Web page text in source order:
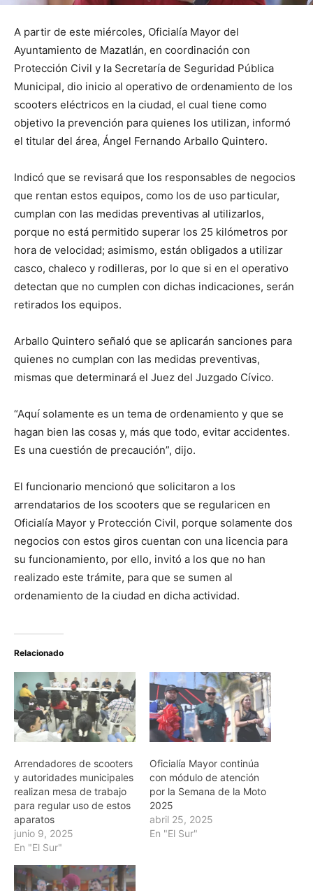
A partir de este miércoles, Oficialía Mayor del
Ayuntamiento de Mazatlán, en coordinación con
Protección Civil y la Secretaría de Seguridad Pública
Municipal, dio inicio al operativo de ordenamiento de los
scooters eléctricos en la ciudad, el cual tiene como
objetivo la prevención para quienes los utilizan, informó
el titular del área, Ángel Fernando Arballo Quintero.
Indicó que se revisará que los responsables de negocios
que rentan estos equipos, como los de uso particular,
cumplan con las medidas preventivas al utilizarlos,
porque no está permitido superar los 25 kilómetros por
hora de velocidad; asimismo, están obligados a utilizar
casco, chaleco y rodilleras, por lo que si en el operativo
detectan que no cumplen con dichas indicaciones, serán
retirados los equipos.
Arballo Quintero señaló que se aplicarán sanciones para
quienes no cumplan con las medidas preventivas,
mismas que determinará el Juez del Juzgado Cívico.
“Aquí solamente es un tema de ordenamiento y que se
hagan bien las cosas y, más que todo, evitar accidentes.
Es una cuestión de precaución”, dijo.
El funcionario mencionó que solicitaron a los
arrendatarios de los scooters que se regularicen en
Oficialía Mayor y Protección Civil, porque solamente dos
negocios con estos giros cuentan con una licencia para
su funcionamiento, por ello, invitó a los que no han
realizado este trámite, para que se sumen al
ordenamiento de la ciudad en dicha actividad.
Relacionado
Arrendadores de scooters
y autoridades municipales
realizan mesa de trabajo
para regular uso de estos
aparatos
junio 9, 2025
En "El Sur"
Oficialía Mayor continúa
con módulo de atención
por la Semana de la Moto
2025
abril 25, 2025
En "El Sur"